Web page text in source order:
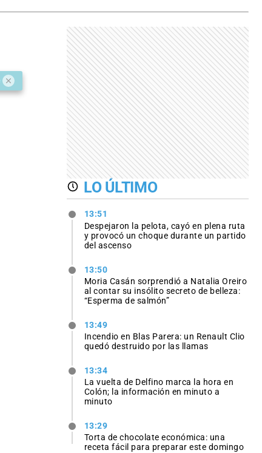
LO ÚLTIMO
13:51
Despejaron la pelota, cayó en plena ruta
y provocó un choque durante un partido
del ascenso
13:50
Moria Casán sorprendió a Natalia Oreiro
al contar su insólito secreto de belleza:
“Esperma de salmón”
13:49
Incendio en Blas Parera: un Renault Clio
quedó destruido por las llamas
13:34
La vuelta de Delfino marca la hora en
Colón; la información en minuto a
minuto
13:29
Torta de chocolate económica: una
receta fácil para preparar este domingo